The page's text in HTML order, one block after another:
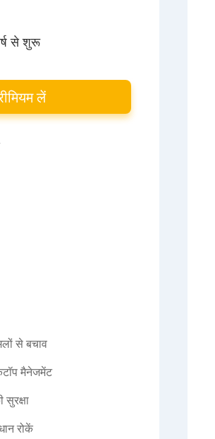
से शुरू
लें
से बचाव
मैनेजमेंट
सुरक्षा
रोकें